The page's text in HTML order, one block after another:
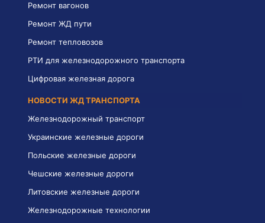
Ремонт вагонов
Ремонт ЖД пути
Ремонт тепловозов
РТИ для железнодорожного транспорта
Цифровая железная дорога
НОВОСТИ ЖД ТРАНСПОРТА
Железнодорожный транспорт
Украинские железные дороги
Польские железные дороги
Чешские железные дороги
Литовские железные дороги
Железнодорожные технологии